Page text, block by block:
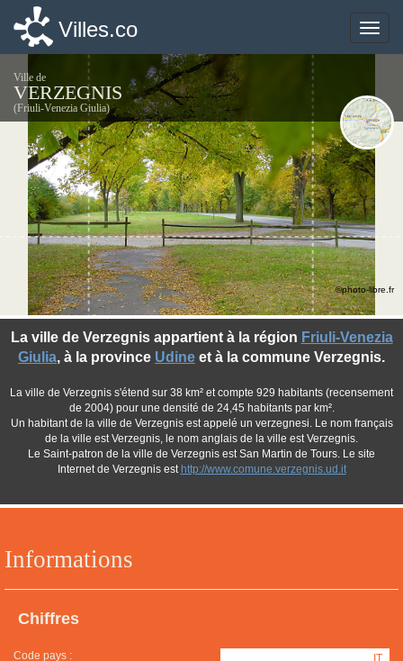
Toggle
Villes.co
Ville de
VERZEGNIS
(Friuli-Venezia Giulia)
Informations
Chiffres
Code pays : IT
La ville de Verzegnis appartient à la région Friuli-Venezia
Giulia, à la province Udine et à la commune Verzegnis.
La ville de Verzegnis s'étend sur 38 km² et compte 929 habitants (recensement
de 2004) pour une densité de 24,45 habitants par km².
Un habitant de la ville de Verzegnis est appelé un verzegnesi. Le nom français
de la ville est Verzegnis, le nom anglais de la ville est Verzegnis.
Le Saint-patron de la ville de Verzegnis est San Martin de Tours. Le site
Internet de Verzegnis est http://www.comune.verzegnis.ud.it
©photo-libre.fr
Toggle
Villes.co